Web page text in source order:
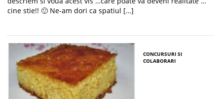
cine stie!! 🙂 Ne-am dori ca spatiul […]
CONCURSURI SI
COLABORARI